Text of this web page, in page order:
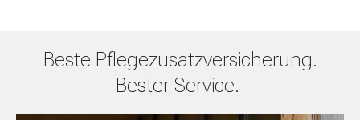
Beste Pflegezusatzversicherung.
Bester Service.